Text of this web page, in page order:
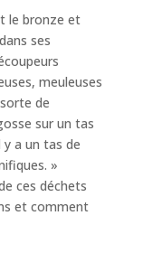
le bronze et
ses
meuleuses
de
sur un tas
y a un tas de
»
ces déchets
et comment